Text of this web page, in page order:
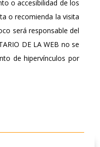
o accesibilidad de los
o recomienda la visita
será responsable del
DE LA WEB no se
de hipervínculos por